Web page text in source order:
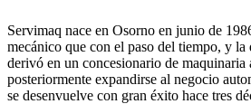
Servimaq nace en Osorno en junio de
mecánico que con el paso del tiempo, y la
derivó en un concesionario de maquinaria
posteriormente expandirse al negocio
se desenvuelve con gran éxito hace tres